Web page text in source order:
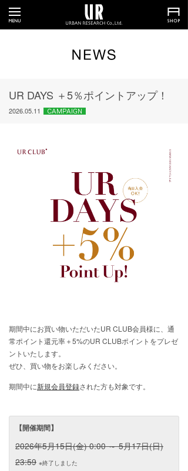
UR DAYS ＋5％ポイントアップ！
2026.05.11
期間中にお買い物いただいたUR CLUB会員様に、通
常ポイント還元率＋5%のUR CLUBポイントをプレゼ
ントいたします。
ぜひ、買い物をお楽しみください。
期間中に新規会員登録された方も対象です。
【開催期間】
2026年5月15日(金) 0:00 ～ 5月17日(日)
23:59 ※終了しました